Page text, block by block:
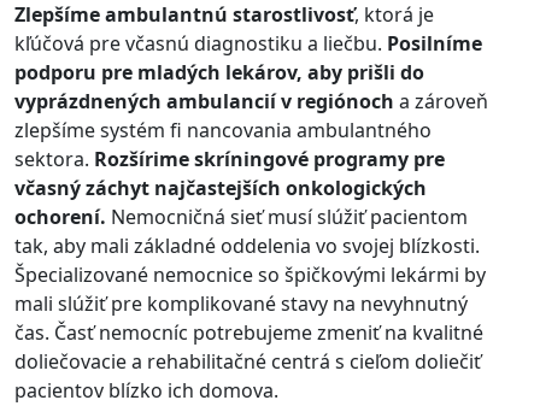
Zlepšíme ambulantnú starostlivosť, ktorá je
kľúčová pre včasnú diagnostiku a liečbu. Posilníme
podporu pre mladých lekárov, aby prišli do
vyprázdnených ambulancií v regiónoch a zároveň
zlepšíme systém fi nancovania ambulantného
sektora. Rozšírime skríningové programy pre
včasný záchyt najčastejších onkologických
ochorení. Nemocničná sieť musí slúžiť pacientom
tak, aby mali základné oddelenia vo svojej blízkosti.
Špecializované nemocnice so špičkovými lekármi by
mali slúžiť pre komplikované stavy na nevyhnutný
čas. Časť nemocníc potrebujeme zmeniť na kvalitné
doliečovacie a rehabilitačné centrá s cieľom doliečiť
pacientov blízko ich domova.